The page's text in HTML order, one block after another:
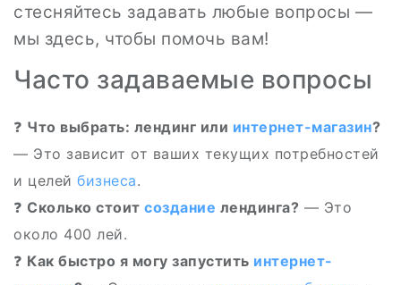
стесняйтесь задавать любые вопросы —
мы здесь, чтобы помочь вам!
Часто задаваемые вопросы
❓ Что выбрать: лендинг или интернет-магазин?
— Это зависит от ваших текущих потребностей
и целей бизнеса.
❓ Сколько стоит создание лендинга? — Это
около 400 лей.
❓ Как быстро я могу запустить интернет-